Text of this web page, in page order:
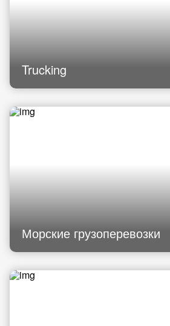
Trucking
Морские грузоперевозки